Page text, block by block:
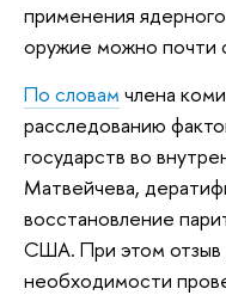
применения
оружие можно почти
По словам члена
расследованию
государств во
Матвейчева,
восстановление
США. При этом отзыв
необходимости